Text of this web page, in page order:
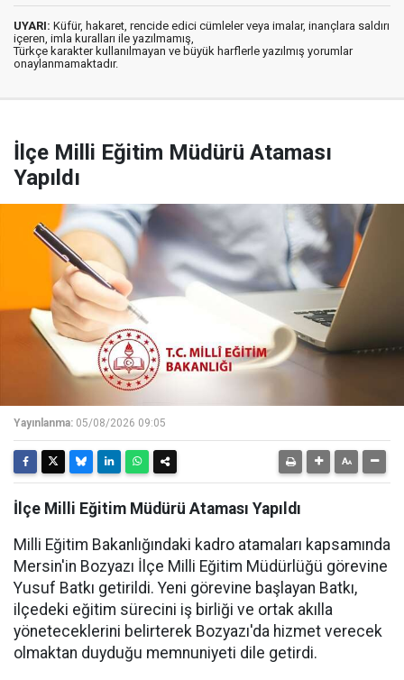
UYARI: Küfür, hakaret, rencide edici cümleler veya imalar, inançlara saldırı
içeren, imla kuralları ile yazılmamış,
Türkçe karakter kullanılmayan ve büyük harflerle yazılmış yorumlar
onaylanmamaktadır.
İlçe Milli Eğitim Müdürü Ataması
Yapıldı
Yayınlanma: 05/08/2026 09:05
İlçe Milli Eğitim Müdürü Ataması Yapıldı
Milli Eğitim Bakanlığındaki kadro atamaları kapsamında
Mersin'in Bozyazı İlçe Milli Eğitim Müdürlüğü görevine
Yusuf Batkı getirildi. Yeni görevine başlayan Batkı,
ilçedeki eğitim sürecini iş birliği ve ortak akılla
yöneteceklerini belirterek Bozyazı'da hizmet verecek
olmaktan duyduğu memnuniyeti dile getirdi.